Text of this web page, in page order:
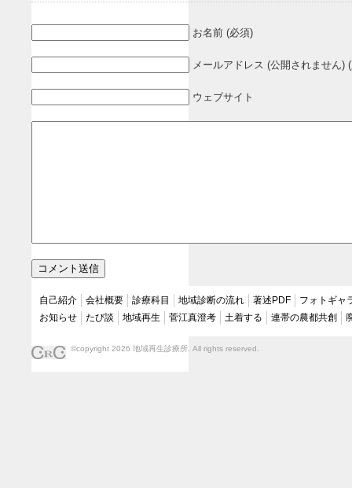
お名前 (必須)
メールアドレス (公開されません)
ウェブサイト
自己紹介 会社概要 診療科目 地域診断の流れ 著述PDF
フォトギャ
お知らせ
たび談 地域再生 菅江真澄考 土着する 連帯の農都共創
©copyright 2026 地域再生診療所. All rights reserved.